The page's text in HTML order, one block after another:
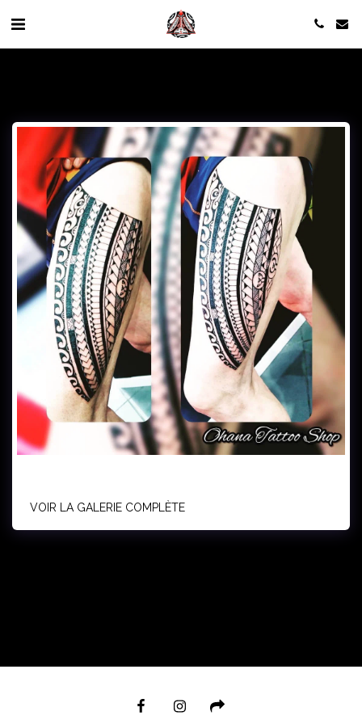
VOIR LA GALERIE COMPLÈTE